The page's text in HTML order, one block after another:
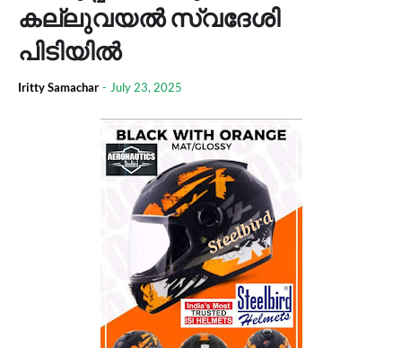
കല്ലുവയൽ സ്വദേശി
പിടിയിൽ
Iritty Samachar - July 23, 2025